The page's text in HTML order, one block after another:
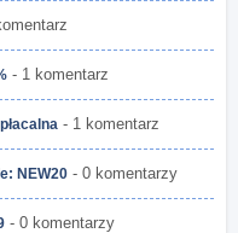
- 1 komentarz
- 1 komentarz
NEW20 - 0 komentarzy
- 0 komentarzy